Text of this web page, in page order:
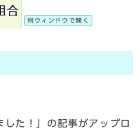
別ウィンドウで開く
した！」の記事がアップロ